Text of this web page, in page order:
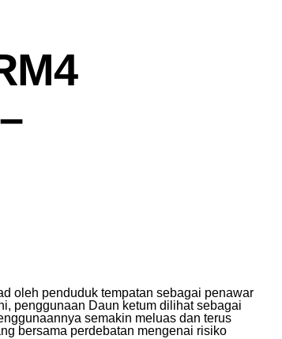
oleh penduduk tempatan sebagai penawar
penggunaan Daun ketum dilihat sebagai
semakin meluas dan terus
bersama perdebatan mengenai risiko